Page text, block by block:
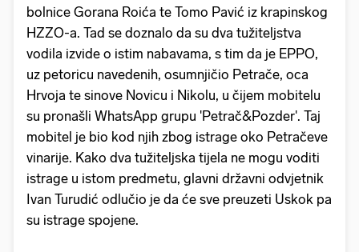
bolnice Gorana Roića te Tomo Pavić iz krapinskog
HZZO-a. Tad se doznalo da su dva tužiteljstva
vodila izvide o istim nabavama, s tim da je EPPO,
uz petoricu navedenih, osumnjičio Petrače, oca
Hrvoja te sinove Novicu i Nikolu, u čijem mobitelu
su pronašli WhatsApp grupu 'Petrač&Pozder'. Taj
mobitel je bio kod njih zbog istrage oko Petračeve
vinarije. Kako dva tužiteljska tijela ne mogu voditi
istrage u istom predmetu, glavni državni odvjetnik
Ivan Turudić odlučio je da će sve preuzeti Uskok pa
su istrage spojene.